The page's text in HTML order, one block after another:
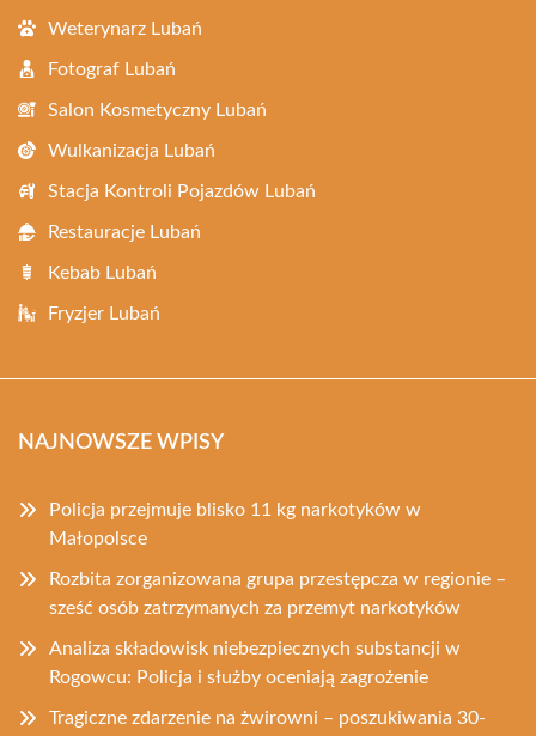
Weterynarz Lubań
Fotograf Lubań
Salon Kosmetyczny Lubań
Wulkanizacja Lubań
Stacja Kontroli Pojazdów Lubań
Restauracje Lubań
Kebab Lubań
Fryzjer Lubań
NAJNOWSZE WPISY
Policja przejmuje blisko 11 kg narkotyków w
Małopolsce
Rozbita zorganizowana grupa przestępcza w regionie –
sześć osób zatrzymanych za przemyt narkotyków
Analiza składowisk niebezpiecznych substancji w
Rogowcu: Policja i służby oceniają zagrożenie
Tragiczne zdarzenie na żwirowni – poszukiwania 30-